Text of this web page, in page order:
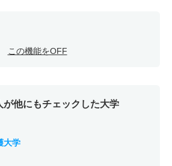
この機能をOFF
が他にもチェックした大学
大学